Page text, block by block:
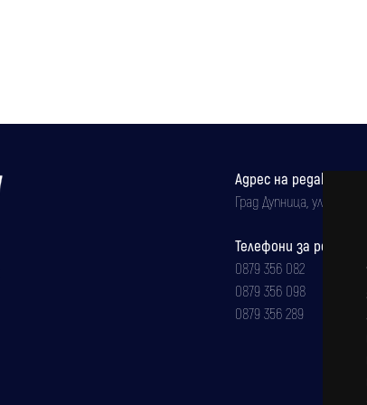
Адрес на редакцията
Град Дупница,
Телефони за реклама
0879 356 082
0879 356 098
0879 356 289